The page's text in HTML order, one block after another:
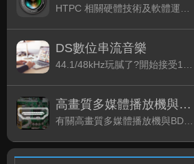
DS數位串流音樂
高畫質多媒體播放機與BD討論區
有關高畫質多媒體播放機與BD相關討論區